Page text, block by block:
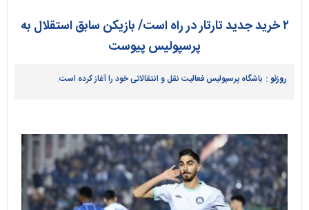
۲ خرید جدید تارتار در راه است/ بازیکن سابق استقلال به
پرسپولیس پیوست
روزنو : باشگاه پرسپولیس فعالیت نقل و انتقالاتی خود را آغاز کرده است.